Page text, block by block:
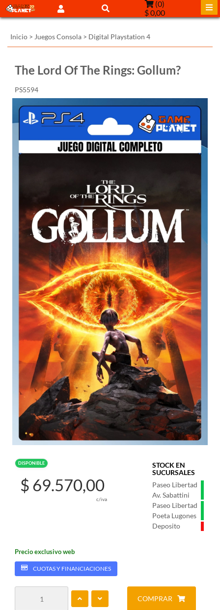
(0)
$ 0,00
Inicio > Juegos Consola > Digital Playstation 4
The Lord Of The Rings: Gollum?
PS5594
DISPONIBLE
STOCK EN
SUCURSALES
Paseo Libertad
Av. Sabattini
Paseo Libertad
Poeta Lugones
Deposito
$ 69.570,00
c/iva
Precio exclusivo web
CUOTAS Y FINANCIACIONES
COMPRAR